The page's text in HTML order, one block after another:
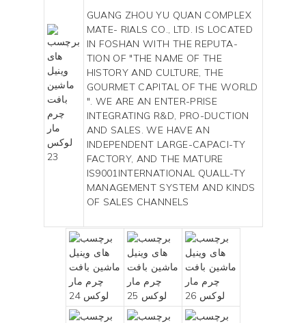
GUANG ZHOU YU QUAN COMPLEX
MATE- RIALS CO., LTD. IS LOCATED
IN FOSHAN WITH THE REPUTA-
TION OF "THE NAME OF THE
HISTORY AND CULTURE, THE
GOURMET CAPITAL OF THE WORLD
". WE ARE AN ENTER-PRISE
INTEGRATING R&D, PRO-DUCTION
AND SALES. WE HAVE AN
INDEPENDENT LARGE-CAPACI-TY
FACTORY, AND THE MATURE
IS9001INTERNATIONAL QUALL-TY
MANAGEMENT SYSTEM AND KINDS
OF SALES CHANNELS